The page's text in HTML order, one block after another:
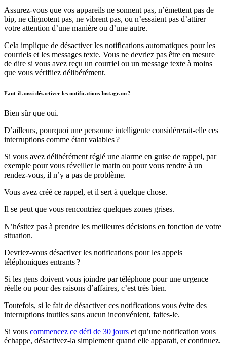
Assurez-vous que vos appareils ne sonnent pas, n’émettent pas de
bip, ne clignotent pas, ne vibrent pas, ou n’essaient pas d’attirer
votre attention d’une manière ou d’une autre.
Cela implique de désactiver les notifications automatiques pour les
courriels et les messages texte. Vous ne devriez pas être en mesure
de dire si vous avez reçu un courriel ou un message texte à moins
que vous vérifiiez délibérément.
Faut-il aussi désactiver les notifications Instagram ?
Bien sûr que oui.
D’ailleurs, pourquoi une personne intelligente considérerait-elle ces
interruptions comme étant valables ?
Si vous avez délibérément réglé une alarme en guise de rappel, par
exemple pour vous réveiller le matin ou pour vous rendre à un
rendez-vous, il n’y a pas de problème.
Vous avez créé ce rappel, et il sert à quelque chose.
Il se peut que vous rencontriez quelques zones grises.
N’hésitez pas à prendre les meilleures décisions en fonction de votre
situation.
Devriez-vous désactiver les notifications pour les appels
téléphoniques entrants ?
Si les gens doivent vous joindre par téléphone pour une urgence
réelle ou pour des raisons d’affaires, c’est très bien.
Toutefois, si le fait de désactiver ces notifications vous évite des
interruptions inutiles sans aucun inconvénient, faites-le.
Si vous commencez ce défi de 30 jours et qu’une notification vous
échappe, désactivez-la simplement quand elle apparait, et continuez.